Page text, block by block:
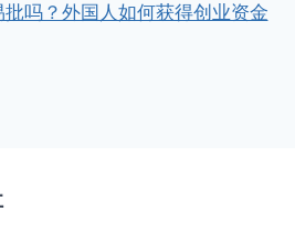
批吗？外国人如何获得创业资金